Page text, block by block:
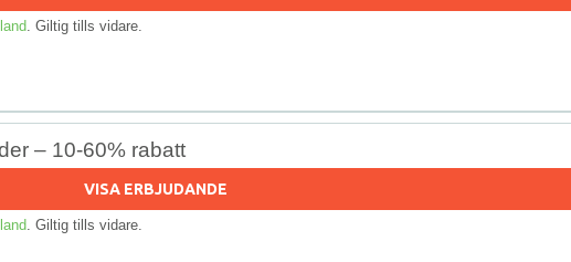
. Giltig tills vidare.
– 10-60% rabatt
VISA ERBJUDANDE
. Giltig tills vidare.